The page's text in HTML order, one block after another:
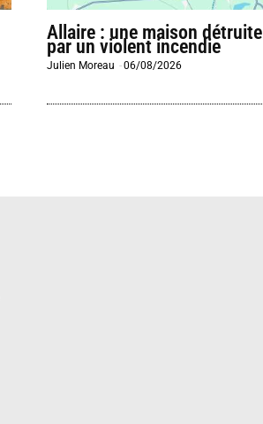
Allaire : une maison détruite
par un violent incendie
Julien Moreau -06/08/2026